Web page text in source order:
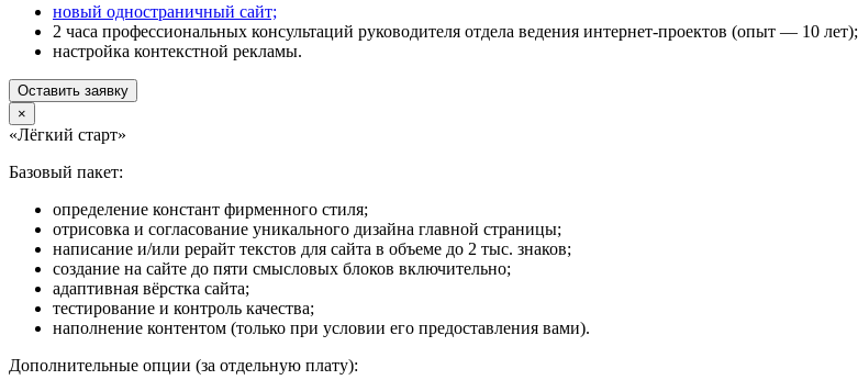
новый одностраничный сайт;
2 часа профессиональных консультаций руководителя отдела ведения интернет-проектов (опыт — 10 лет);
настройка контекстной рекламы.
Оставить заявку
×
«Лёгкий старт»
Базовый пакет:
определение констант фирменного стиля;
отрисовка и согласование уникального дизайна главной страницы;
написание и/или рерайт текстов для сайта в объеме до 2 тыс. знаков;
создание на сайте до пяти смысловых блоков включительно;
адаптивная вёрстка сайта;
тестирование и контроль качества;
наполнение контентом (только при условии его предоставления вами).
Дополнительные опции (за отдельную плату):